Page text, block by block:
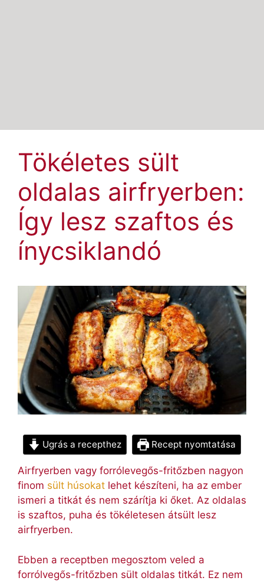
Tökéletes sült
oldalas airfryerben:
Így lesz szaftos és
ínycsiklandó
Ugrás a recepthez Recept nyomtatása
Airfryerben vagy forrólevegős-fritőzben nagyon
finom sült húsokat lehet készíteni, ha az ember
ismeri a titkát és nem szárítja ki őket. Az oldalas
is szaftos, puha és tökéletesen átsült lesz
airfryerben.
Ebben a receptben megosztom veled a
forrólvegős-fritőzben sült oldalas titkát. Ez nem